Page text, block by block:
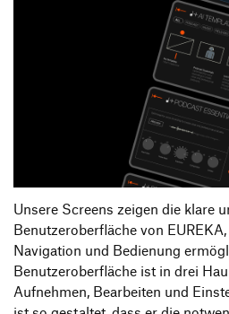
Unsere Screens zeigen die klare
Benutzeroberfläche von
Navigation und Bedienung
Benutzeroberfläche ist in drei
Aufnehmen, Bearbeiten und